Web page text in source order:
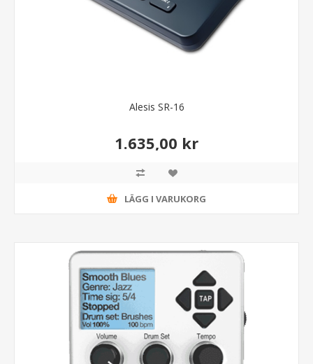
Alesis SR-16
1.635,00 kr
LÄGG I VARUKORG